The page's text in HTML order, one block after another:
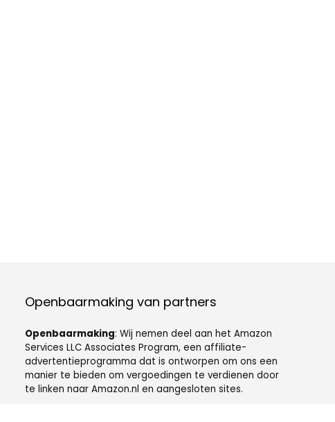
Openbaarmaking van partners
Openbaarmaking: Wij nemen deel aan het Amazon
Services LLC Associates Program, een affiliate-
advertentieprogramma dat is ontworpen om ons een
manier te bieden om vergoedingen te verdienen door
te linken naar Amazon.nl en aangesloten sites.